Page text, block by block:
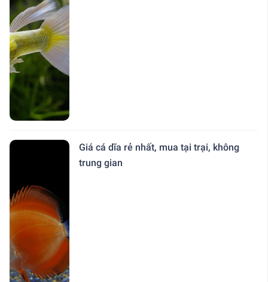
Giá cá dĩa rẻ nhất, mua tại trại, không
trung gian